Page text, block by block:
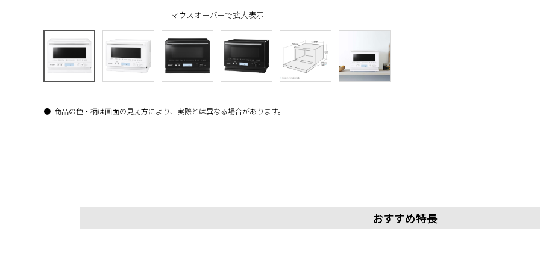
マウスオーバーで拡大表示
商品の色・柄は画面の見え方により、実際とは異なる場合があります。
おすすめ特長